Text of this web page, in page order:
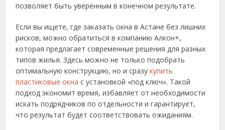
позволяет быть уверенным в конечном результате.
Если вы ищете, где заказать окна в Астане без лишних
рисков, можно обратиться в компанию Алкон+,
которая предлагает современные решения для разных
типов жилья. Здесь можно не только подобрать
оптимальную конструкцию, но и сразукупить
пластиковые окна с установкой «под ключ». Такой
подход экономит время, избавляет от необходимости
искать подрядчиков по отдельности и гарантирует,
что результат будет соответствовать ожиданиям.